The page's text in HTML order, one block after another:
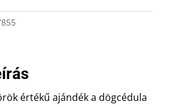
értékű ajándék a dögcédula